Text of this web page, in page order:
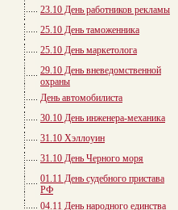
23.10 День работников рекламы
25.10 День таможенника
25.10 День маркетолога
29.10 День вневедомственной
охраны
День автомобилиста
30.10 День инженера-механика
31.10 Хэллоуин
31.10 День Черного моря
01.11 День судебного пристава
РФ
04.11 День народного единства